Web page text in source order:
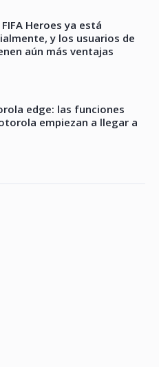
Heroes ya está
y los usuarios de
aún más ventajas
edge: las funciones
empiezan a llegar a